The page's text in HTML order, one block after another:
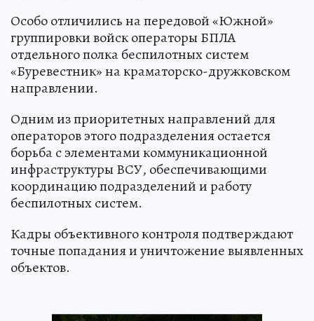
Особо отличились на передовой «Южной»
группировки войск операторы БПЛА
отдельного полка беспилотных систем
«Буревестник» на краматорско-дружковском
направлении.
Одним из приоритетных направлений для
операторов этого подразделения остается
борьба с элементами коммуникационной
инфраструктуры ВСУ, обеспечивающими
координацию подразделений и работу
беспилотных систем.
Кадры объективного контроля подтверждают
точные попадания и уничтожение выявленных
объектов.